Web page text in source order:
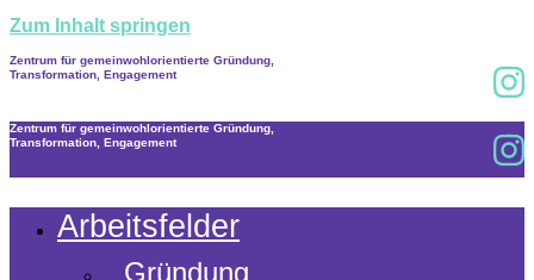
Zum Inhalt springen
Zentrum für gemeinwohlorientierte Gründung,
Transformation, Engagement
Zentrum für gemeinwohlorientierte Gründung,
Transformation, Engagement
Arbeitsfelder
Gründung